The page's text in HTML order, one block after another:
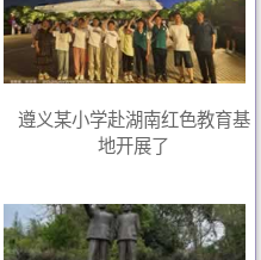
遵义某小学赴湖南红色教育基
地开展了